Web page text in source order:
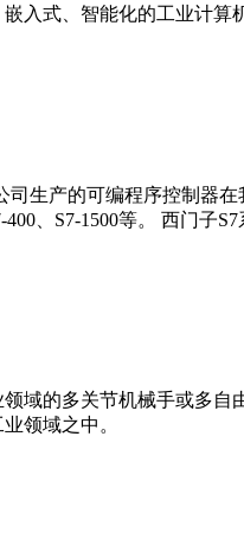
入式、智能化的工业计算
司生产的可编程序控制器
400、S7-1500等。 西门
域的多关节机械手或多
领域之中。